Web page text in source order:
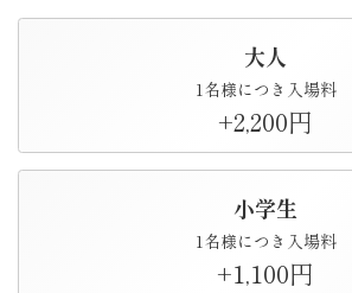
大人
1名様につき入場料
+2,200円
小学生
1名様につき入場料
+1,100円